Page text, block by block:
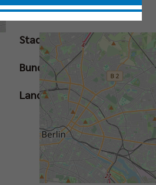
Straße
Stadt
Bundesland
Land
Cookies akzeptieren
|Datenschutzerklärung